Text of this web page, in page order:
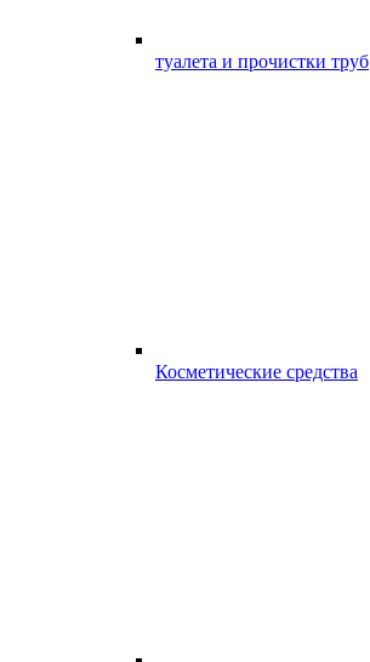
туалета и прочистки труб
Косметические средства